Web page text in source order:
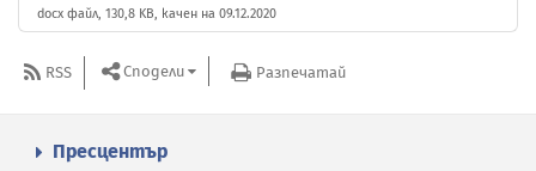
docx файл, 130,8 KB, качен на 09.12.2020
RSS Сподели Разпечатай
Пресцентър